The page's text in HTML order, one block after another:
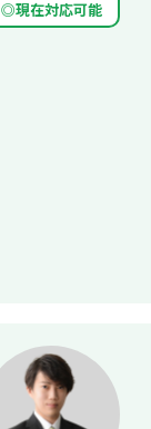
◎現在対応可能